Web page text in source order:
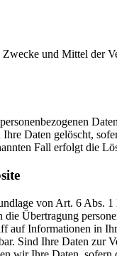
und Mittel der
Daten gelöscht,
Fall erfolgt die
von Art. 6
Übertragung
Informationen in
Sind Ihre Daten zur